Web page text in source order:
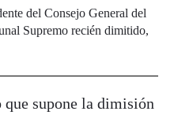
del Consejo General del
Supremo recién dimitido,
que supone la dimisión